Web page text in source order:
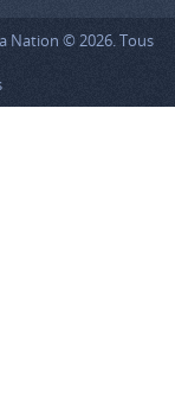
Nation © 2026. Tous